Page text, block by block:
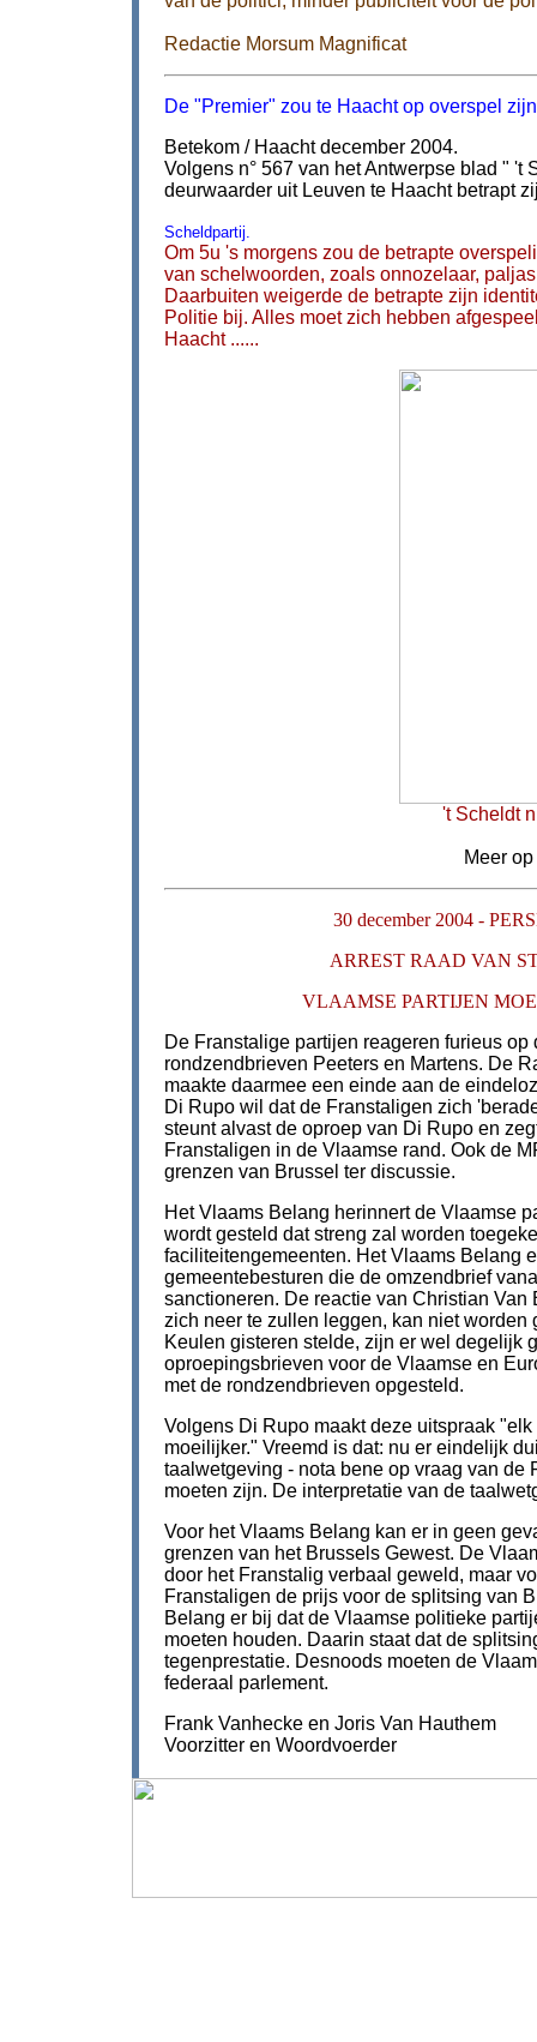
Redactie Morsum Magnificat
De "Premier" zou te Haacht op overspel
Betekom / Haacht december 2004.
Volgens n° 567 van het Antwerpse blad " 't
deurwaarder uit Leuven te Haacht betrapt
Scheldpartij.
Om 5u 's morgens zou de betrapte
van schelwoorden, zoals onnozelaar,
Daarbuiten weigerde de betrapte zijn
Politie bij. Alles moet zich hebben
Haacht ......
't Scheldt
Meer
30 december 2004 -
ARREST RAAD VAN
VLAAMSE PARTIJEN
De Franstalige partijen reageren furieus
rondzendbrieven Peeters en Martens. De
maakte daarmee een einde aan de
Di Rupo wil dat de Franstaligen zich
steunt alvast de oproep van Di Rupo en
Franstaligen in de Vlaamse rand. Ook de
grenzen van Brussel ter discussie.
Het Vlaams Belang herinnert de Vlaamse
wordt gesteld dat streng zal worden
faciliteitengemeenten. Het Vlaams Belang
gemeentebesturen die de omzendbrief
sanctioneren. De reactie van Christian
zich neer te zullen leggen, kan niet
Keulen gisteren stelde, zijn er wel degelijk
oproepingsbrieven voor de Vlaamse en
met de rondzendbrieven opgesteld.
Volgens Di Rupo maakt deze uitspraak
moeilijker." Vreemd is dat: nu er eindelijk
taalwetgeving - nota bene op vraag van
moeten zijn. De interpretatie van de
Voor het Vlaams Belang kan er in geen
grenzen van het Brussels Gewest. De
door het Franstalig verbaal geweld, maar
Franstaligen de prijs voor de splitsing van
Belang er bij dat de Vlaamse politieke
moeten houden. Daarin staat dat de
tegenprestatie. Desnoods moeten de
federaal parlement.
Frank Vanhecke en Joris Van Hauthem
Voorzitter en Woordvoerder